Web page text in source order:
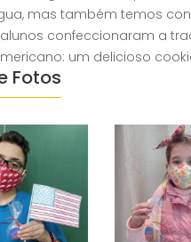
mas também temos
alunos confeccionaram a
um delicioso
Fotos